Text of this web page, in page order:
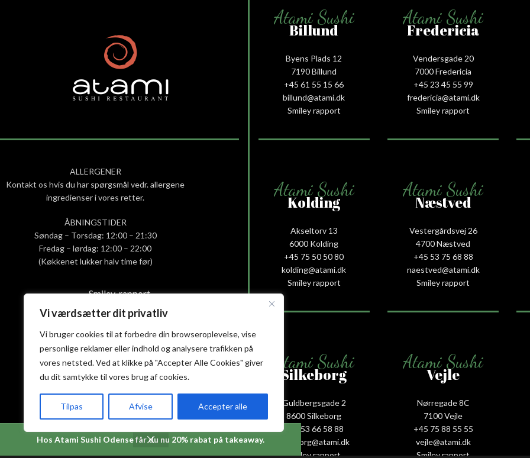
Vi værdsætter dit privatliv
Vi bruger cookies til at forbedre din browseroplevelse, vise
personlige reklamer eller indhold og analysere trafikken på
vores netsted. Ved at klikke på "Accepter Alle Cookies" giver
du dit samtykke til vores brug af cookies.
Tilpas Afvise Accepter alle
Hos Atami Sushi Odense får du nu 20% rabat på takeaway.
ALLERGENER
Kontakt os hvis du har spørgsmål vedr. allergene
ingredienser i vores retter.
ÅBNINGSTIDER
Søndag – Torsdag: 12:00 – 21:30
Fredag – lørdag: 12:00 – 22:00
(Køkkenet lukker halv time før)
Smiley-rapport
Privatlivs- og cookiepolitik
Handelsbetingelser
Atami Sushi
Billund
Byens Plads 12
7190 Billund
+45 61 55 15 66‬
billund@atami.dk
Smiley rapport
Atami Sushi
Fredericia
Vendersgade 20
7000 Fredericia
+45 23 45 55 99
fredericia@atami.dk
Smiley rapport
Atami Sushi
Kolding
Akseltorv 13
6000 Kolding
+45 75 50 50 80
kolding@atami.dk
Smiley rapport
Atami Sushi
Næstved
Vestergårdsvej 26
4700 Næstved
+45 53 75 68 88
naestved@atami.dk
Smiley rapport
Atami Sushi
Silkeborg
Guldbergsgade 2
8600 Silkeborg
+45 53 66 58 88
silkeborg@atami.dk
Smiley rapport
Atami Sushi
Vejle
Nørregade 8C
7100 Vejle
+45 75 88 55 55
vejle@atami.dk
Smiley rapport